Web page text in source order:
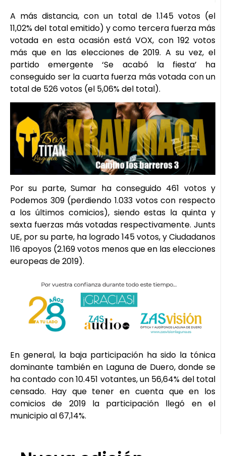
A más distancia, con un total de 1.145 votos (el
11,02% del total emitido) y como tercera fuerza más
votada en esta ocasión está VOX, con 192 votos
más que en las elecciones de 2019. A su vez, el
partido emergente ‘Se acabó la fiesta’ ha
conseguido ser la cuarta fuerza más votada con un
total de 526 votos (el 5,06% del total).
Por su parte, Sumar ha conseguido 461 votos y
Podemos 309 (perdiendo 1.033 votos con respecto
a los últimos comicios), siendo estas la quinta y
sexta fuerzas más votadas respectivamente. Junts
UE, por su parte, ha logrado 145 votos, y Ciudadanos
116 apoyos (2.169 votos menos que en las elecciones
europeas de 2019).
En general, la baja participación ha sido la tónica
dominante también en Laguna de Duero, donde se
ha contado con 10.451 votantes, un 56,64% del total
censado. Hay que tener en cuenta que en los
comicios de 2019 la participación llegó en el
municipio al 67,14%.